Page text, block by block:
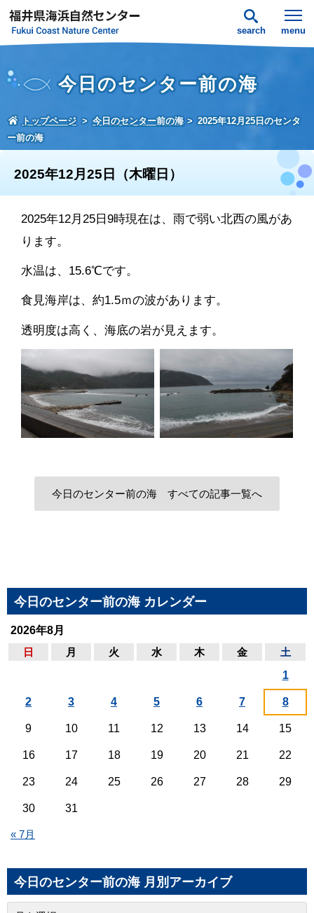
search menu
今日のセンター前の海
トップページ 今日のセンター前の海
2025年12月25日のセンタ
ー前の海
2025年12月25日（木曜日）
2025年12月25日9時現在は、雨で弱い北西の風があ
ります。
水温は、15.6℃です。
食見海岸は、約1.5ｍの波があります。
透明度は高く、海底の岩が見えます。
今日のセンター前の海 すべての記事一覧へ
今日のセンター前の海 カレンダー
2026年8月
日
月 火 水 木 金 土
« 7月
1
2 3 4 5 6 7 8
9 10 11 12 13 14 15
16 17 18 19 20 21 22
23 24 25 26 27 28 29
30 31
今日のセンター前の海 月別アーカイブ